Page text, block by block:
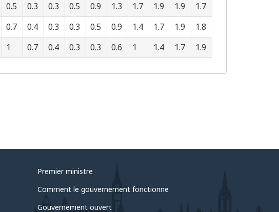
0.5 0.3 0.3 0.5 0.9 1.3 1.7 1.9 1.9
1.7
0.7 0.4 0.3 0.3 0.5 0.9 1.4 1.7 1.9
1.8
1 0.7 0.4 0.3 0.3 0.6 1 1.4 1.7 1.9
Premier ministre
Comment le gouvernement fonctionne
Gouvernement ouvert